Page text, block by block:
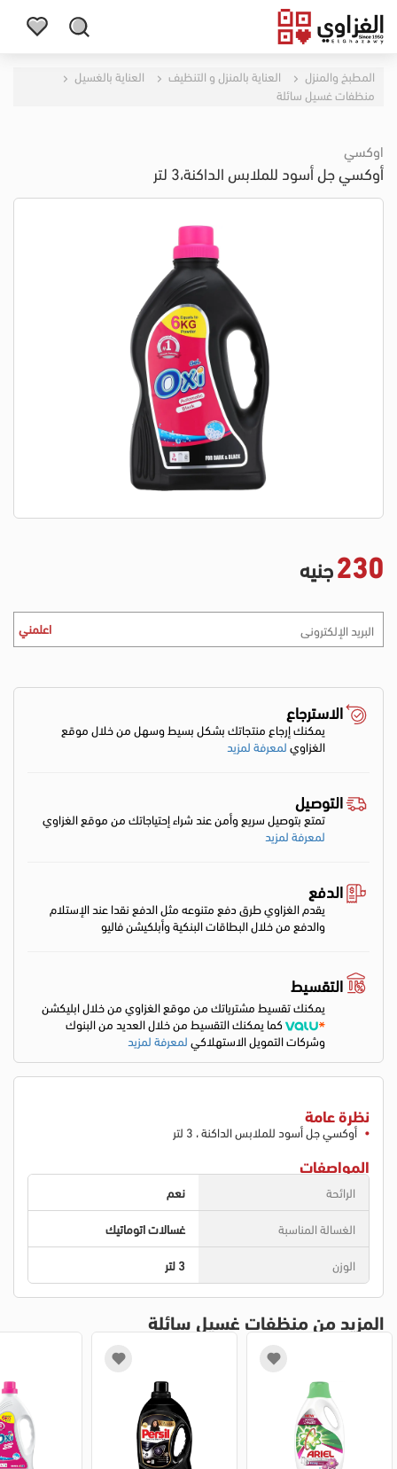
المطبخ والمنزل العناية بالمنزل و التنظيف
العناية بالغسيل
منظفات غسيل سائلة
اوكسي
أوكسي جل أسود للملابس الداكنة،3 لتر
230جنيه
اعلمني
الاسترجاع
يمكنك إرجاع منتجاتك بشكل بسيط وسهل من خلال موقع
الغزاويلمعرفة لمزيد
التوصيل
تمتع بتوصيل سريع وأمن عند شراء إحتياجاتك من موقع الغزاوي
لمعرفة لمزيد
الدفع
يقدم الغزاوي طرق دفع متنوعه مثل الدفع نقدا عند الإستلام
والدفع من خلال البطاقات البنكية وأبلكيشن فاليو
التقسيط
يمكنك تقسيط مشترياتك من موقع الغزاوي من خلال ابليكشن
كما يمكنك التقسيط من خلال العديد من البنوك
وشركات التمويل الاستهلاكيلمعرفة لمزيد
نظرة عامة
أوكسي جل أسود للملابس الداكنة ، 3 لتر
المواصفات
الرائحة
نعم
الغسالة المناسبة
غسالات اتوماتيك
الوزن
3 لتر
المزيد من منظفات غسيل سائلة